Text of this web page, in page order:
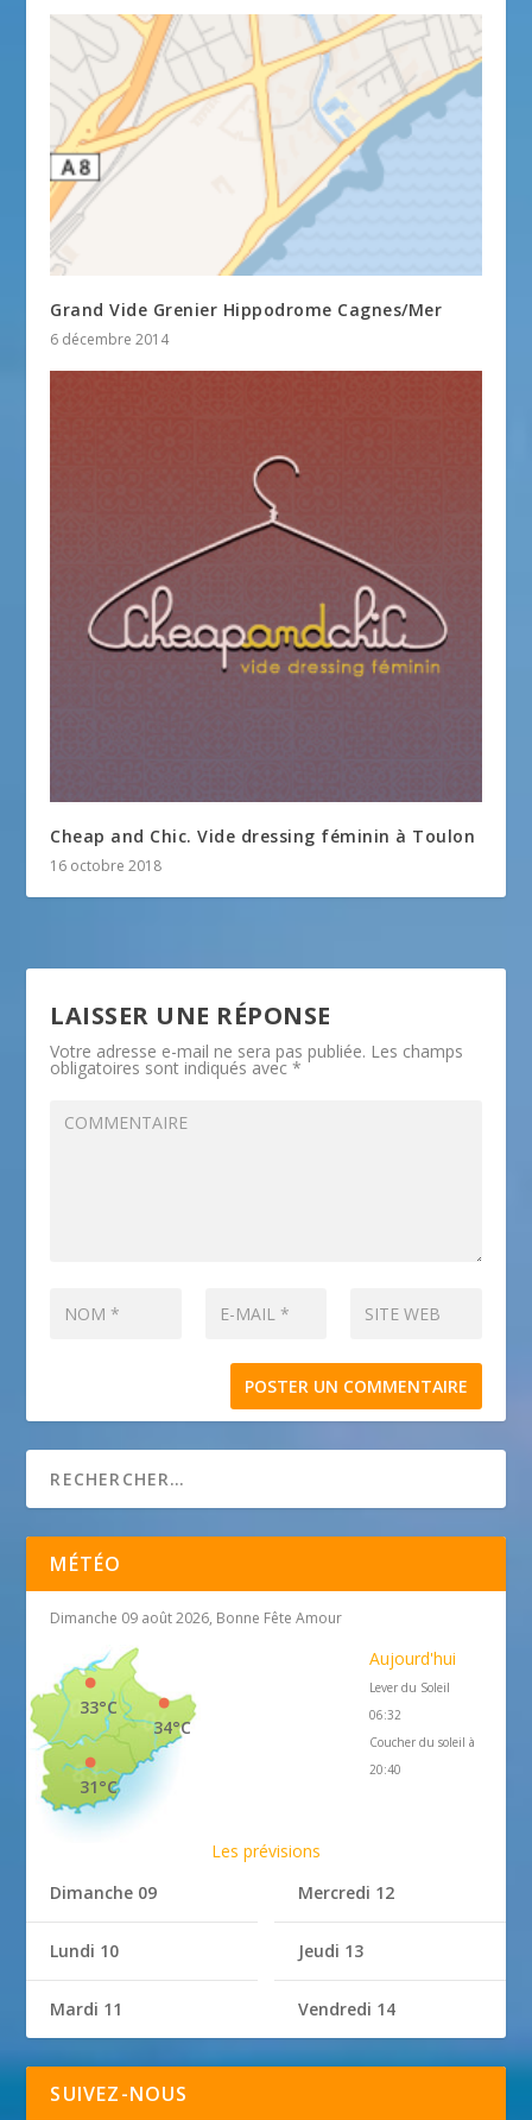
Grand Vide Grenier Hippodrome Cagnes/Mer
6 décembre 2014
Cheap and Chic. Vide dressing féminin à Toulon
16 octobre 2018
LAISSER UNE RÉPONSE
Votre adresse e-mail ne sera pas publiée. Les champs
obligatoires sont indiqués avec*
MÉTÉO
Dimanche 09 août 2026, Bonne Fête Amour
34°C
33°C
31°C
Aujourd'hui
Lever du Soleil
06:32
Coucher du soleil à
20:40
Les prévisions
Dimanche 09
Lundi 10
Mardi 11
Mercredi 12
Jeudi 13
Vendredi 14
SUIVEZ-NOUS